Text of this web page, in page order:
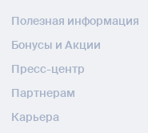
Полезная информация
Бонусы и Акции
Пресс-центр
Партнерам
Карьера